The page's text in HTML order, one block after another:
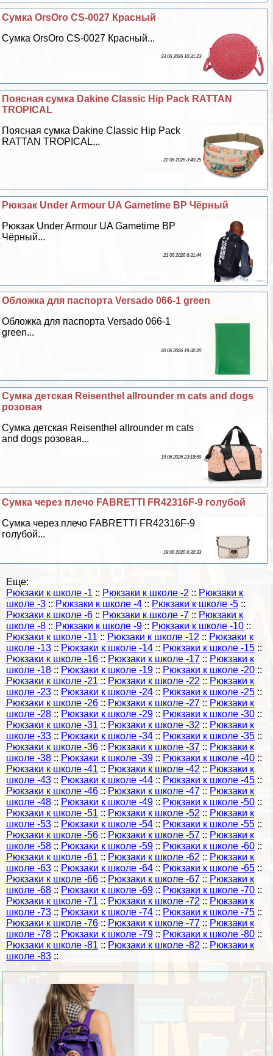
Сумка OrsOro CS-0027 Красный
Сумка OrsOro CS-0027 Красный...
23 06 2026 10:31:23
Поясная сумка Dakine Classic Hip Pack RATTAN
TROPICAL
Поясная сумка Dakine Classic Hip Pack
RATTAN TROPICAL...
22 06 2026 3:40:25
Рюкзак Under Armour UA Gametime BP Чёрный
Рюкзак Under Armour UA Gametime BP
Чёрный...
21 06 2026 6:31:44
Обложка для паспорта Versado 066-1 green
Обложка для паспорта Versado 066-1
green...
20 06 2026 19:32:20
Сумка детская Reisenthel allrounder m cats and dogs
розовая
Сумка детская Reisenthel allrounder m cats
and dogs розовая...
19 06 2026 23:18:59
Сумка через плечо FABRETTI FR42316F-9 гoлyбой
Сумка через плечо FABRETTI FR42316F-9
гoлyбой...
18 06 2026 6:32:33
Еще:
Рюкзаки к школе -1 :: Рюкзаки к школе -2 :: Рюкзаки к
школе -3 :: Рюкзаки к школе -4 :: Рюкзаки к школе -5 ::
Рюкзаки к школе -6 :: Рюкзаки к школе -7 :: Рюкзаки к
школе -8 :: Рюкзаки к школе -9 :: Рюкзаки к школе -10 ::
Рюкзаки к школе -11 :: Рюкзаки к школе -12 :: Рюкзаки к
школе -13 :: Рюкзаки к школе -14 :: Рюкзаки к школе -15 ::
Рюкзаки к школе -16 :: Рюкзаки к школе -17 :: Рюкзаки к
школе -18 :: Рюкзаки к школе -19 :: Рюкзаки к школе -20 ::
Рюкзаки к школе -21 :: Рюкзаки к школе -22 :: Рюкзаки к
школе -23 :: Рюкзаки к школе -24 :: Рюкзаки к школе -25 ::
Рюкзаки к школе -26 :: Рюкзаки к школе -27 :: Рюкзаки к
школе -28 :: Рюкзаки к школе -29 :: Рюкзаки к школе -30 ::
Рюкзаки к школе -31 :: Рюкзаки к школе -32 :: Рюкзаки к
школе -33 :: Рюкзаки к школе -34 :: Рюкзаки к школе -35 ::
Рюкзаки к школе -36 :: Рюкзаки к школе -37 :: Рюкзаки к
школе -38 :: Рюкзаки к школе -39 :: Рюкзаки к школе -40 ::
Рюкзаки к школе -41 :: Рюкзаки к школе -42 :: Рюкзаки к
школе -43 :: Рюкзаки к школе -44 :: Рюкзаки к школе -45 ::
Рюкзаки к школе -46 :: Рюкзаки к школе -47 :: Рюкзаки к
школе -48 :: Рюкзаки к школе -49 :: Рюкзаки к школе -50 ::
Рюкзаки к школе -51 :: Рюкзаки к школе -52 :: Рюкзаки к
школе -53 :: Рюкзаки к школе -54 :: Рюкзаки к школе -55 ::
Рюкзаки к школе -56 :: Рюкзаки к школе -57 :: Рюкзаки к
школе -58 :: Рюкзаки к школе -59 :: Рюкзаки к школе -60 ::
Рюкзаки к школе -61 :: Рюкзаки к школе -62 :: Рюкзаки к
школе -63 :: Рюкзаки к школе -64 :: Рюкзаки к школе -65 ::
Рюкзаки к школе -66 :: Рюкзаки к школе -67 :: Рюкзаки к
школе -68 :: Рюкзаки к школе -69 :: Рюкзаки к школе -70 ::
Рюкзаки к школе -71 :: Рюкзаки к школе -72 :: Рюкзаки к
школе -73 :: Рюкзаки к школе -74 :: Рюкзаки к школе -75 ::
Рюкзаки к школе -76 :: Рюкзаки к школе -77 :: Рюкзаки к
школе -78 :: Рюкзаки к школе -79 :: Рюкзаки к школе -80 ::
Рюкзаки к школе -81 :: Рюкзаки к школе -82 :: Рюкзаки к
школе -83 ::